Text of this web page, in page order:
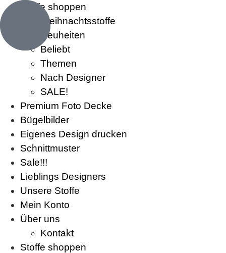
Stoffe shoppen
Weihnachtsstoffe
Neuheiten
Beliebt
Themen
Nach Designer
SALE!
Premium Foto Decke
Bügelbilder
Eigenes Design drucken
Schnittmuster
Sale!!!
Lieblings Designers
Unsere Stoffe
Mein Konto
Über uns
Kontakt
Stoffe shoppen